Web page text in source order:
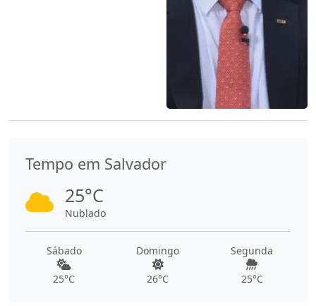
Tempo em Salvador
25°C
Nublado
Sábado
25°C
Domingo
26°C
Segunda
25°C